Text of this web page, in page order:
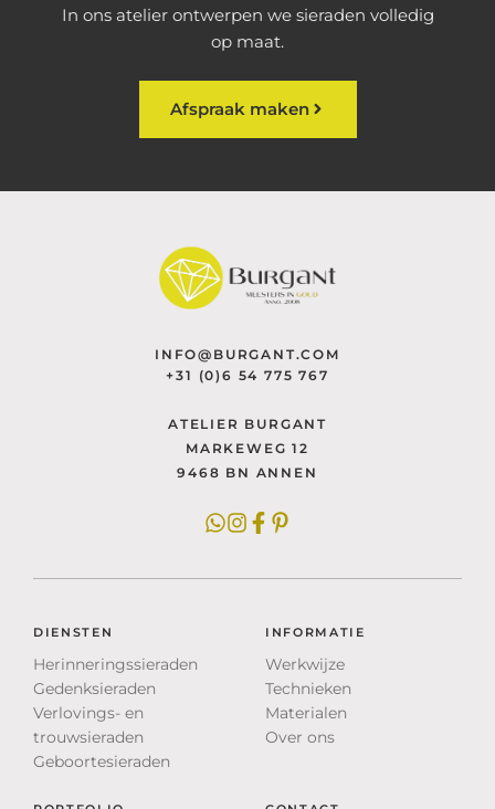
In ons atelier ontwerpen we sieraden volledig
op maat.
Afspraak maken
INFO@BURGANT.COM
+31 (0)6 54 775 767
ATELIER BURGANT
MARKEWEG 12
9468 BN ANNEN
DIENSTEN
Herinneringssieraden
Gedenksieraden
Verlovings- en
trouwsieraden
Geboortesieraden
INFORMATIE
Werkwijze
Technieken
Materialen
Over ons